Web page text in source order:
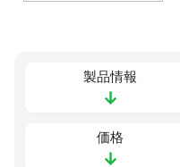
製品情報
↓
価格
↓